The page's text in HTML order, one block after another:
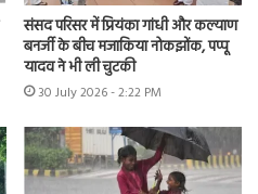
संसद परिसर में प्रियंका गांधी और कल्याण
बनर्जी के बीच मजाकिया नोकझोंक, पप्पू
यादव ने भी ली चुटकी
30 July 2026 - 2:22 PM